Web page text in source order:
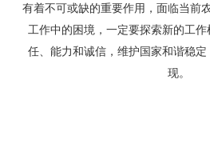
有着不可或缺的重要作用，面临当前
工作中的困境，一定要探索新的工
任、能力和诚信，维护国家和谐稳
现。